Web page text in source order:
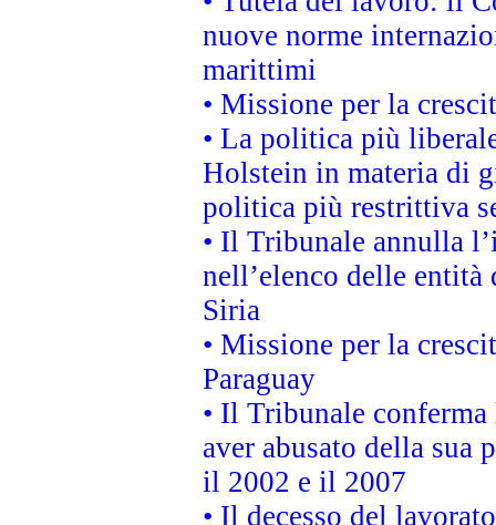
nuove norme
marittimi
• Missione per la
• La politica più
Holstein in materia di
politica più restrittiva
• Il Tribunale annulla
nell’elenco delle
Siria
• Missione per la
Paraguay
• Il Tribunale
aver abusato della sua
il 2002 e il 2007
• Il decesso del